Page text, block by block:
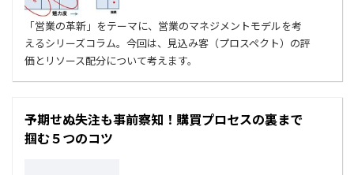
「営業の革新」をテーマに、営業のマネジメントモデルを考
えるシリーズコラム。今回は、見込み客（プロスペクト）の評
価とリソース配分について考えます。
予期せぬ失注も事前察知！購買プロセスの裏まで
掴む５つのコツ